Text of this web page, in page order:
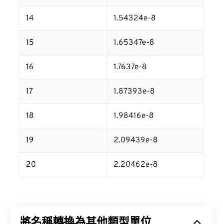
14 1.54324e-8
15 1.65347e-8
16 1.7637e-8
17 1.87393e-8
18 1.98416e-8
19 2.09439e-8
20 2.20462e-8